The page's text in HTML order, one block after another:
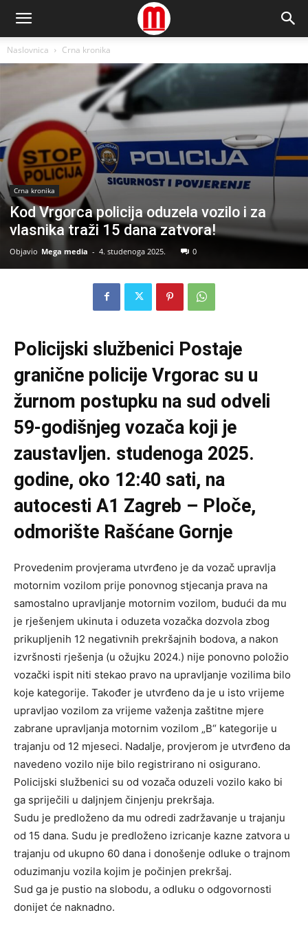
Naslovnica Crna kronika
Crna kronika
Kod Vrgorca policija oduzela vozilo i za
vlasnika traži 15 dana zatvora!
Objavio Mega media - 4. studenoga 2025. 0
Policijski službenici Postaje
granične policije Vrgorac su u
žurnom postupku na sud odveli
59-godišnjeg vozača koji je
zaustavljen. studenoga 2025.
godine, oko 12:40 sati, na
autocesti A1 Zagreb – Ploče,
odmorište Rašćane Gornje
Provedenim provjerama utvrđeno je da vozač upravlja
motornim vozilom prije ponovnog stjecanja prava na
samostalno upravljanje motornim vozilom, budući da mu
je rješenjem ukinuta i oduzeta vozačka dozvola zbog
prikupljenih 12 negativnih prekršajnih bodova, a nakon
izvršnosti rješenja (u ožujku 2024.) nije ponovno položio
vozački ispit niti stekao pravo na upravljanje vozilima bilo
koje kategorije. Također je utvrđeno da je u isto vrijeme
upravljao vozilom za vrijeme važenja zaštitne mjere
zabrane upravljanja motornim vozilom „B“ kategorije u
trajanju od 12 mjeseci. Nadalje, provjerom je utvrđeno da
navedeno vozilo nije bilo registrirano ni osigurano.
Policijski službenici su od vozača oduzeli vozilo kako bi
ga spriječili u daljnjem činjenju prekršaja.
Sudu je predloženo da mu odredi zadržavanje u trajanju
od 15 dana. Sudu je predloženo izricanje kazne zatvora u
trajanju od ukupno 60 dana i donošenje odluke o trajnom
oduzimanju vozila kojim je počinjen prekršaj.
Sud ga je pustio na slobodu, a odluku o odgovornosti
donijet će naknadno.